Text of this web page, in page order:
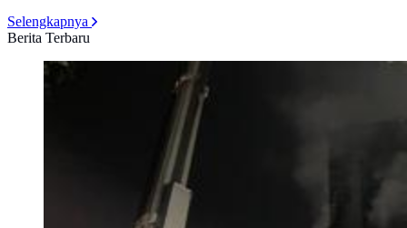
Selengkapnya
Berita Terbaru